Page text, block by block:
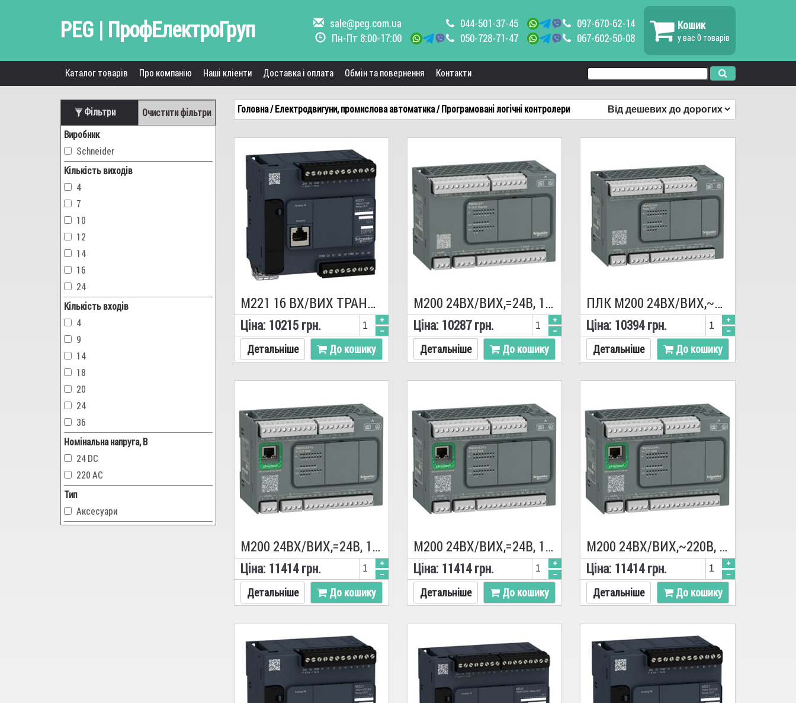
PEG | ПрофЕлектроГруп
sale@peg.com.ua
Пн-Пт 8:00-17:00
044-501-37-45
050-728-71-47
097-670-62-14
067-602-50-08
Кошик
у вас 0 товарів
Каталог товарів Про компанію Наші кліенти Доставка і оплата Обмін та повернення Контакти
Фільтри
Очистити фільтри
Виробник
Schneider
Кількість виходів
4
7
10
12
14
16
24
Кількість входів
4
9
14
18
20
24
36
Номінальна напруга, В
24 DC
220 AC
Тип
Аксесуари
Головна/ Електродвигуни, промислова автоматика/ Програмовані логічні контролери
M221 16 ВХ/ВИХ ТРАНЗ 1RS485 TM221C16T, ПЛК, Schneider
Цiна: 10215грн.
Детальніше До кошику
M200 24ВХ/ВИХ,=24В, 14 ВХ.,10 ТР.PNP TM200C24T, ПЛК, Schneider
Цiна: 10287грн.
Детальніше До кошику
ПЛК M200 24ВХ/ВИХ,~220В, 14 ВХ., 10 РЕЛ. TM200C24R, Schneider
Цiна: 10394грн.
Детальніше До кошику
M200 24ВХ/ВИХ,=24В, 14/10 ТР.NPN,Eth TM200CE24U, ПЛК, Schneider
Цiна: 11414грн.
Детальніше До кошику
M200 24ВХ/ВИХ,=24В, 14/10 ТР.PNP,Eth TM200CE24T, ПЛК, Schneider
Цiна: 11414грн.
Детальніше До кошику
M200 24ВХ/ВИХ,~220В, 14/10 РЕЛ., Eth TM200CE24R, ПЛК, Schneider
Цiна: 11414грн.
Детальніше До кошику